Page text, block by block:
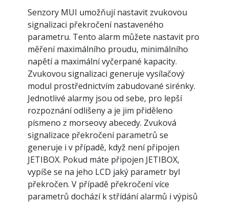
Senzory MUI umožňují nastavit zvukovou
signalizaci překročení nastaveného
parametru. Tento alarm můžete nastavit pro
měření maximálního proudu, minimálního
napětí a maximální vyčerpané kapacity.
Zvukovou signalizaci generuje vysílačový
modul prostřednictvím zabudované sirénky.
Jednotlivé alarmy jsou od sebe, pro lepší
rozpoznání odlišeny a je jim přiděleno
písmeno z morseovy abecedy. Zvuková
signalizace překročení parametrů se
generuje i v případě, když není připojen
JETIBOX. Pokud máte připojen JETIBOX,
vypíše se na jeho LCD jaký parametr byl
překročen. V případě překročení více
parametrů dochází k střídání alarmů i výpisů